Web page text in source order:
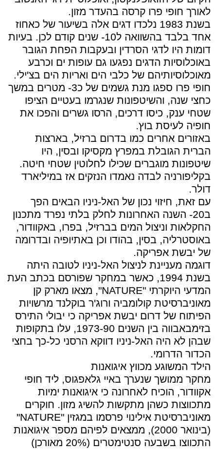
לאורך חופי פרו קרסה בהעדר מזון.
בשנת 1983 נלכדו דגים אלה בשיעור של כאחוז
אחד בלבד בהשוואה ל10- שנים קודם לכן. בעיות
דומות היו לדגי הסרדין ובעקבות הפחת הגובר
באוכלוסיות הדגים נפגעו גם עופות ים וכרבע
מאוכלוסיותיהם של כלבי הים ואריות הים בצ'ילי.
חופי פרו ספגו מנת גשמים של כ3- מטרים במשך
כחצי שנה, והשיטפונות שנגרמו בעטיים הציפו
שטחי ענק, כיסו דרכים, הרסו גשרים והפכו את
חופיה לעיסת בוץ.
באזורים אחרים כמו בדרום ברזיל, בארצות
הברית הגובלת במפרץ מקסיקו ובסין, היו
שיטפונות מוגברים שכילו לחלוטין שטחי חיטה.
בקליפורניה לבדה נאמדו הנזקים אז במיליארד
דולר.
עם זאת, חיזוי נכון של האל-ניניו הבאים הפך
ב20- השנה האחרונות לחלק בלתי נפרד מתכנון
החקלאות וניצול המים בברזיל, בפרו, באקוודור,
באוסטרליה, בסין, בהודו וכן באתיופיה ובדרומה
של יבשת אפריקה.
דוגמה מעניינת לניצול האל-ניניו לטובה היתה
בשנת 1994, כאשר במחקר שפורסם בכתב העת
המדעי היוקרתי "NATURE", מצאו מארק קן
מאוניברסיטת קולומביה ורוג'ר בוקלנד מרשויות
הפיתוח של דרום יבשת אפריקה כי יבולי התירס
בזימבאבווה בין השנים 1973-90, עלו בתקופות
שבהן לא היה האל-ניניו דווקא הרסני כל-כך בחצי
הכדור הדרומי.
הילד המשוגע מכווץ איגואנות
מחקר ממושך שנערך באיי גלאפגוס, ליד חופי
אקוודור, הוכיח לאחרונה כי איגואנות ימיות
מתכווצות כשהן מתקשות להשיג מזון. חוקרים
מאוניברסיטת אילינוי פרסמו במגזין "NATURE"
(בינואר 2000), ממצאים לפיהם מספר איגואנות
התכווצו בשבעה סנטימטרים (20% מאורכן)